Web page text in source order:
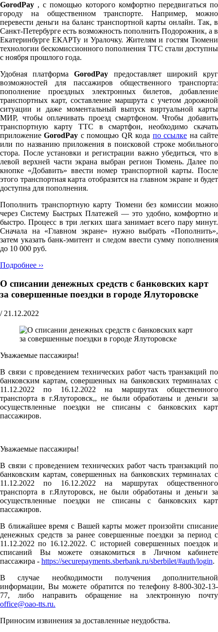
GorodPay , с помощью которого комфортно передвигаться по
городу на общественном транспорте. Например, можно
перевести деньги на баланс транспортной карты онлайн. Так, в
Санкт-Петербурге есть возможность пополнить Подорожник, а в
Екатеринбурге ЕКАРТу и Уралочку. Жителям и гостям Тюмени
технологии бескомиссионного пополнения ТТС стали доступны
с ноября прошлого года.
Удобная платформаGorodPay предоставляет широкий круг
возможностей для пассажиров общественного транспорта:
пополнение проездных электронных билетов, добавление
транспортных карт, составление маршрута с учетом дорожной
ситуации и даже моментальный выпуск виртуальной карты
МИР, чтобы оплачивать проезд смартфоном. Чтобы добавить
транспортную карту ТТС в смартфон, необходимо скачать
приложениеGorodPay с помощью QR кода по ссылке на сайте
или по названию приложения в поисковой строке мобильного
стора. После установки и регистрации важно убедиться, что в
левой верхней части экрана выбран регион Тюмень. Далее по
кнопке «Добавить» ввести номер транспортной карты. После
этого транспортная карта отобразится на главном экране и будет
доступна для пополнения.
Пополнить транспортную карту Тюмени без комиссии можно
через Систему Быстрых Платежей — это удобно, комфортно и
быстро. Процесс в три легких шага занимает всего пару минут.
Сначала на «Главном экране» нужно выбрать «Пополнить»,
затем указать банк-эмитент и следом ввести сумму пополнения
до 10 000 руб.
Подробнее ››
О списании денежных средств с банковских карт
за совершенные поездки в городе Ялуторовске
/ 21.12.2022
Уважаемые пассажиры!
В связи с проведением технических работ часть транзакций по
банковским картам, совершенных на банковских терминалах с
11.12.2022 по 16.12.2022 на маршрутах общественного
транспорта в г.Ялуторовск,, не были обработаны и деньги за
осуществленные поездки не списаны с банковских карт
пассажиров.
Уважаемые пассажиры!
В связи с проведением технических работ часть транзакций по
банковским картам, совершенных на банковских терминалах с
11.12.2022 по 16.12.2022 на маршрутах общественного
транспорта в г.Ялуторовск, не были обработаны и деньги за
осуществленные поездки не списаны с банковских карт
пассажиров.
В ближайшее время с Вашей карты может произойти списание
денежных средств за ранее совершенные поездки за период с
11.12.2022 по 16.12.2022. С историей совершенных поездок и
списаний Вы можете ознакомиться в Личном кабинете
пассажира - https://securepayments.sberbank.ru/sberbilet/#auth/login.
В случае необходимости получения дополнительной
информации, Вы можете обратится по телефону 8-800-302-13-
77, либо направить обращение на электронную почту
office@oao-tts.ru.
Приносим извинения за доставленные неудобства.